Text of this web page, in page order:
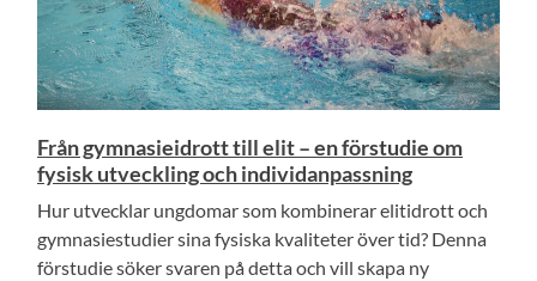
Från gymnasieidrott till elit – en förstudie om
fysisk utveckling och individanpassning
Hur utvecklar ungdomar som kombinerar elitidrott och
gymnasiestudier sina fysiska kvaliteter över tid? Denna
förstudie söker svaren på detta och vill skapa ny